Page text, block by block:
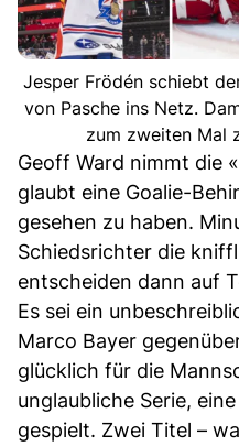
Jesper Frödén schiebt
von Pasche ins Netz.
zum zweiten Mal
Geoff Ward nimmt die
glaubt eine Goalie-
gesehen zu haben.
Schiedsrichter die
entscheiden dann auf
Es sei ein
Marco Bayer
glücklich für die
unglaubliche Serie,
gespielt. Zwei Titel –